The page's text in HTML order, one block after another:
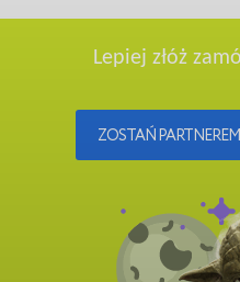
Lepiej złóż
ZOSTAŃ PARTNEREM